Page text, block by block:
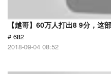
【越哥】60万人打出8 9分，这
# 682
2018-09-04 08:52